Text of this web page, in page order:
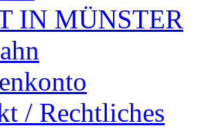
IN MÜNSTER
/ Rechtliches